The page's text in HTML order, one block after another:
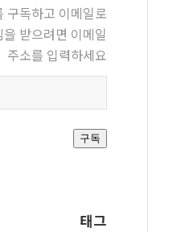
구독하고 이메일로
받으려면 이메일
주소를 입력하세요
우편
주소
구독
태그